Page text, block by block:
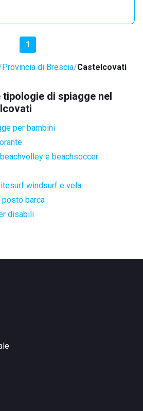
1
Provincia di Brescia Castelcovati
di spiagge nel
per bambini
e beachsoccer
windsurf e vela
barca
disabili